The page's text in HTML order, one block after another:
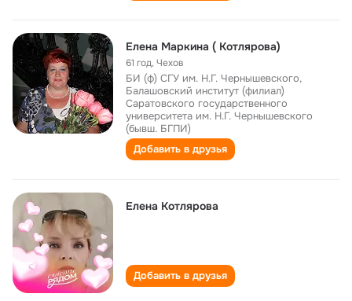
Елена Маркина ( Котлярова)
61 год,Чехов
БИ (ф) СГУ им. Н.Г. Чернышевского,
Балашовский институт (филиал)
Саратовского государственного
университета им. Н.Г. Чернышевского
(бывш. БГПИ)
Добавить в друзья
Елена Котлярова
Добавить в друзья